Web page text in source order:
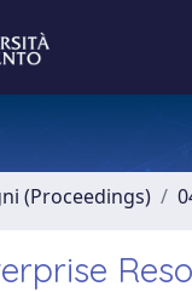
(Proceedings)